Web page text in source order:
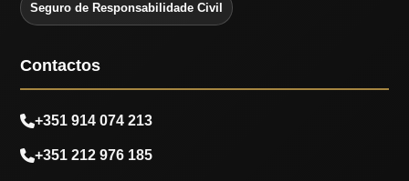
Seguro de Responsabilidade Civil
Contactos
+351 914 074 213
+351 212 976 185